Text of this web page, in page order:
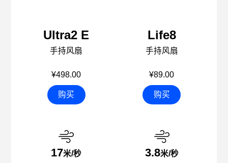
Ultra2 E
手持风扇
¥498.00
购买
17米/秒
Life8
手持风扇
¥89.00
购买
3.8米/秒